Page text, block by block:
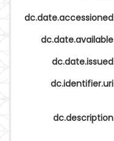
dc.date.accessioned
dc.date.available
dc.date.issued
dc.identifier.uri
dc.description